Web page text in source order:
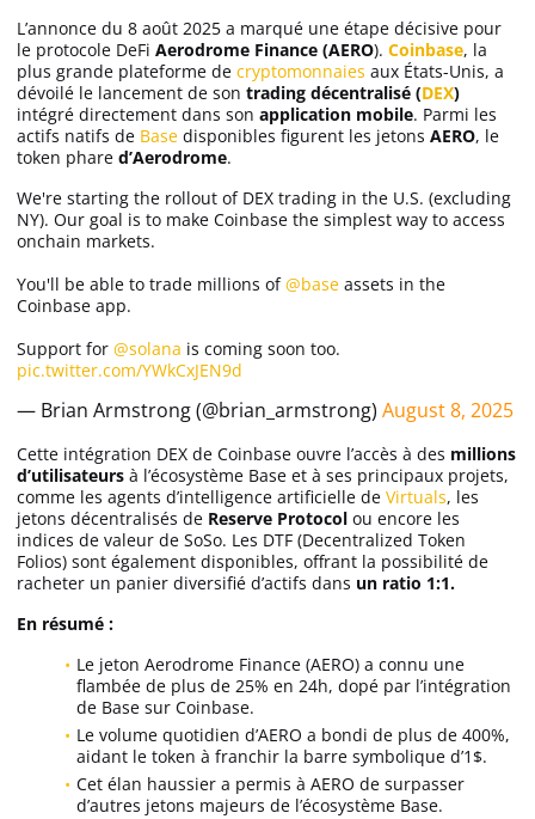
L’annonce du 8 août 2025 a marqué une étape décisive pour
le protocole DeFi Aerodrome Finance (AERO). Coinbase, la
plus grande plateforme de cryptomonnaies aux États-Unis, a
dévoilé le lancement de son trading décentralisé (DEX)
intégré directement dans son application mobile. Parmi les
actifs natifs de Base disponibles figurent les jetons AERO, le
token phare d’Aerodrome.
We're starting the rollout of DEX trading in the U.S. (excluding
NY). Our goal is to make Coinbase the simplest way to access
onchain markets.
You'll be able to trade millions of@base assets in the
Coinbase app.
Support for @solana is coming soon too.
pic.twitter.com/YWkCxJEN9d
— Brian Armstrong (@brian_armstrong) August 8, 2025
Cette intégration DEX de Coinbase ouvre l’accès à des millions
d’utilisateurs à l’écosystème Base et à ses principaux projets,
comme les agents d’intelligence artificielle de Virtuals, les
jetons décentralisés de Reserve Protocol ou encore les
indices de valeur de SoSo. Les DTF (Decentralized Token
Folios) sont également disponibles, offrant la possibilité de
racheter un panier diversifié d’actifs dans un ratio 1:1.
En résumé :
Le jeton Aerodrome Finance (AERO) a connu une
flambée de plus de 25% en 24h, dopé par l’intégration
de Base sur Coinbase.
Le volume quotidien d’AERO a bondi de plus de 400%,
aidant le token à franchir la barre symbolique d’1$.
Cet élan haussier a permis à AERO de surpasser
d’autres jetons majeurs de l’écosystème Base.